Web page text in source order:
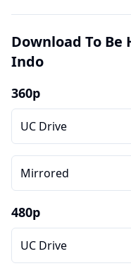
Download To Be
Indo
360p
UC Drive
Mirrored
480p
UC Drive